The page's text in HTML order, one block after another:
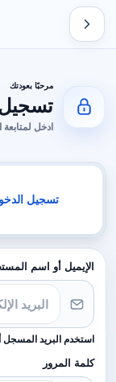
مرحبًا بعودتك
ادخل
تسجيل
الإيميل أو اسم
استخدم البريد
كلمة المرور